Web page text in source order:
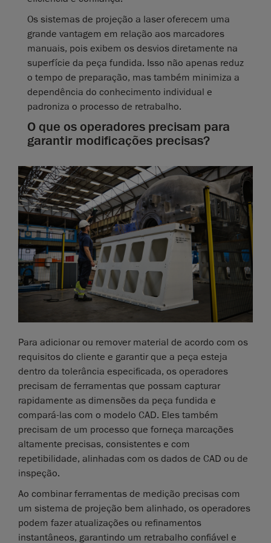
Os sistemas de projeção a laser oferecem uma
grande vantagem em relação aos marcadores
manuais, pois exibem os desvios diretamente na
superfície da peça fundida. Isso não apenas reduz
o tempo de preparação, mas também minimiza a
dependência do conhecimento individual e
padroniza o processo de retrabalho.
O que os operadores precisam para
garantir modificações precisas?
Para adicionar ou remover material de acordo com os
requisitos do cliente e garantir que a peça esteja
dentro da tolerância especificada, os operadores
precisam de ferramentas que possam capturar
rapidamente as dimensões da peça fundida e
compará-las com o modelo CAD. Eles também
precisam de um processo que forneça marcações
altamente precisas, consistentes e com
repetibilidade, alinhadas com os dados de CAD ou de
inspeção.
Ao combinar ferramentas de medição precisas com
um sistema de projeção bem alinhado, os operadores
podem fazer atualizações ou refinamentos
instantâneos, garantindo um retrabalho confiável e